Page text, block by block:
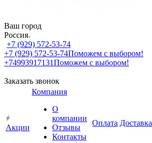
Ваш город
Россия
+7 (929) 572-53-74
+7 (929) 572-53-74Поможем с выбором!
+74993917131Поможем с выбором!
Заказать звонок
Акции
Компания
О
компании
Отзывы
Контакты
Оплата Доставка